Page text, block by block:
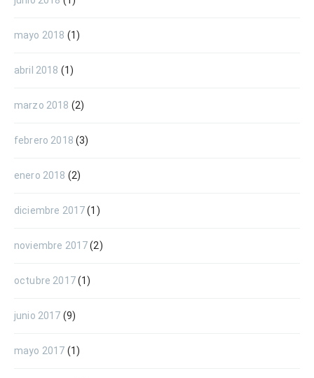
mayo 2018 (1)
abril 2018 (1)
marzo 2018 (2)
febrero 2018 (3)
enero 2018 (2)
diciembre 2017(1)
noviembre 2017(2)
octubre 2017(1)
junio 2017 (9)
mayo 2017 (1)